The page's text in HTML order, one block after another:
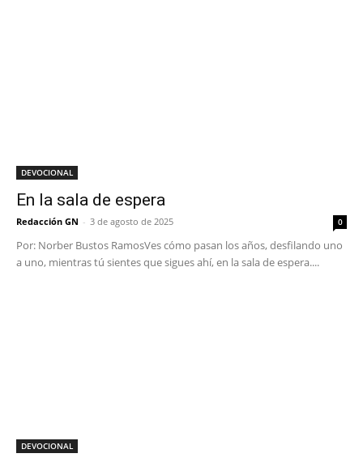
DEVOCIONAL
En la sala de espera
Redacción GN - 3 de agosto de 2025 0
Por: Norber Bustos RamosVes cómo pasan los años, desfilando uno
a uno, mientras tú sientes que sigues ahí, en la sala de espera....
DEVOCIONAL